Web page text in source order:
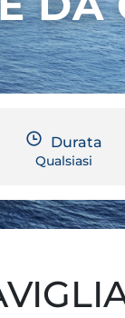
Durata
Qualsiasi